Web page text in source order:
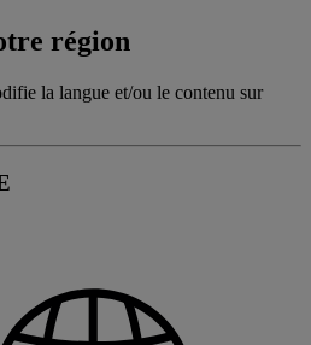
région
la langue et/ou le contenu sur